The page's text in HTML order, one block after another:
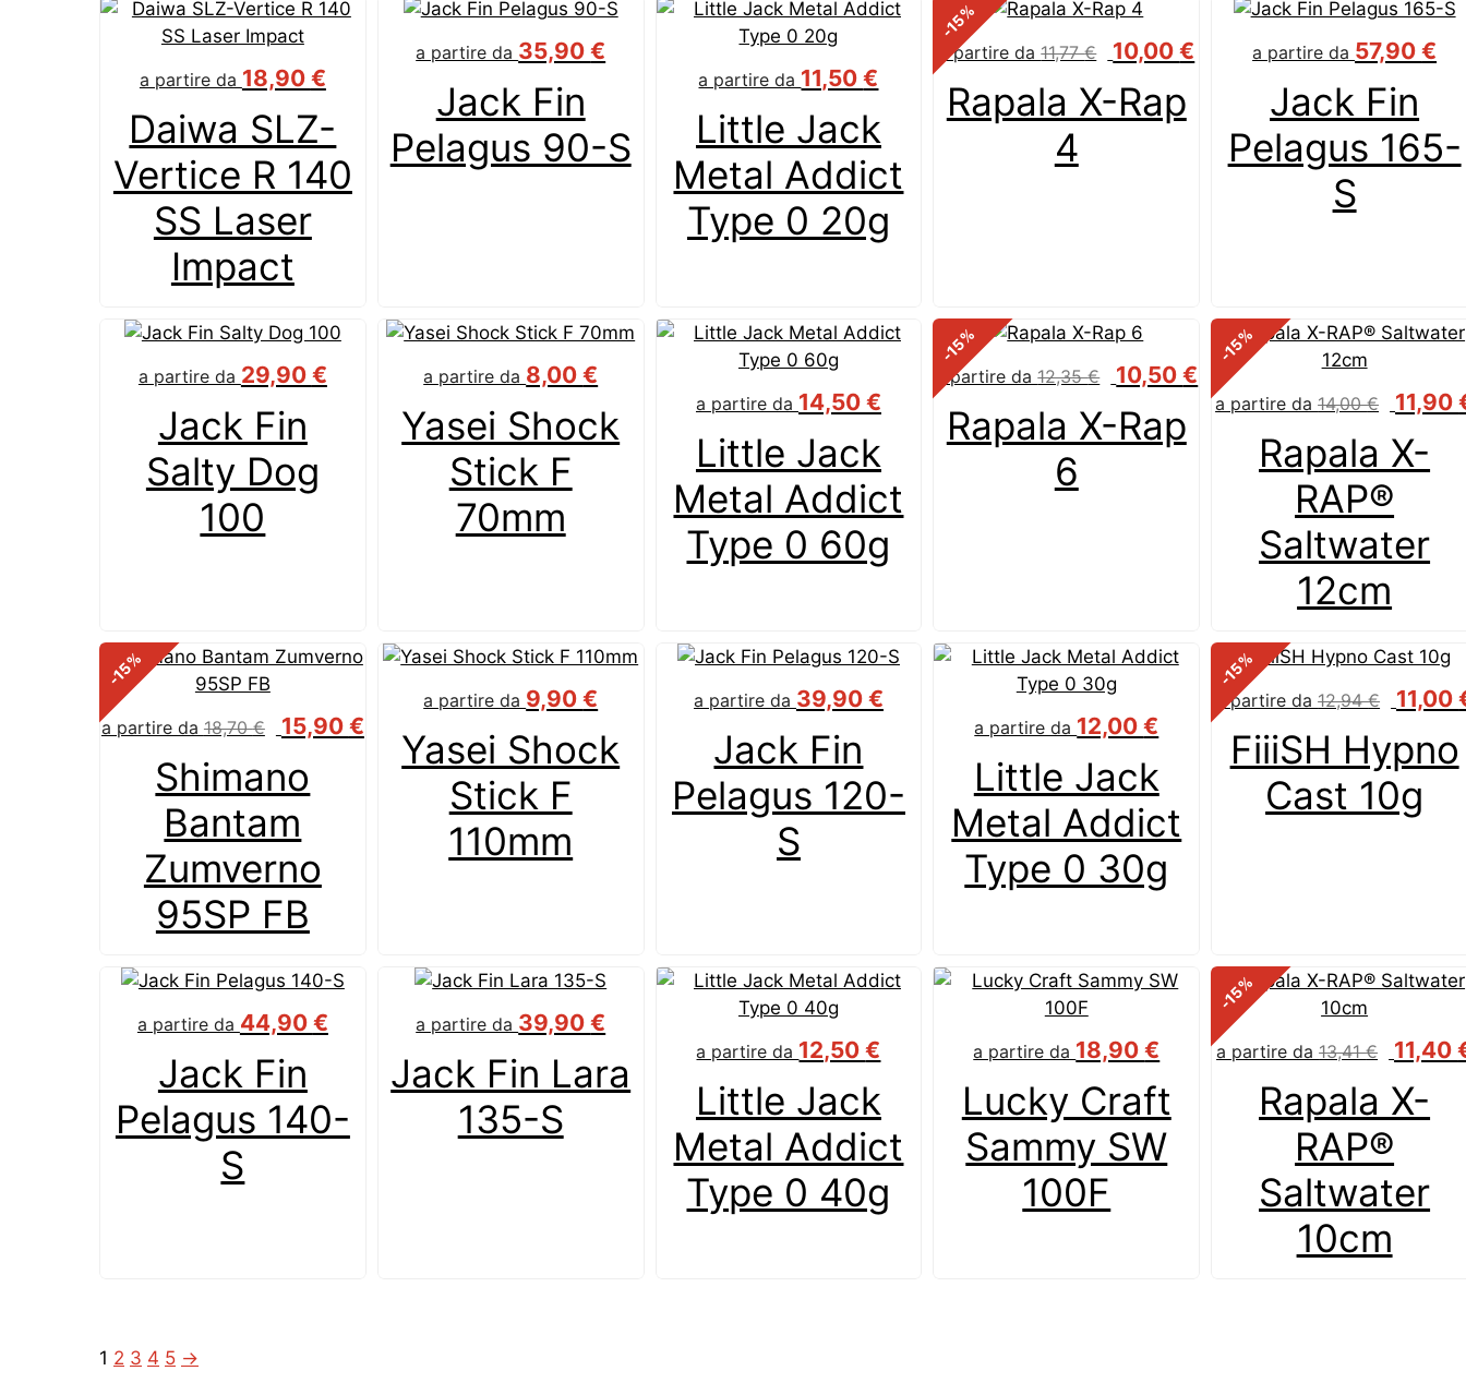
Daiwa SLZ-
Vertice R 140
SS Laser
Impact
a partire da 18,90 €
Jack Fin
Pelagus 90-S
a partire da 35,90€
Little Jack
Metal Addict
Type 0 20g
a partire da 11,50€
-15
%
Rapala X-Rap
4
a partire da11,77€ 10,00€
Jack Fin
Pelagus 165-
S
a partire da 57,90€
Jack Fin
Salty Dog
100
a partire da 29,90 €
Yasei Shock
Stick F
70mm
a partire da 8,00€
Little Jack
Metal Addict
Type 0 60g
a partire da 14,50 €
-15
%
Rapala X-Rap
6
a partire da12,35€ 10,50€
-15
%
Rapala X-
RAP®
Saltwater
12cm
a partire da14,00€ 11,90
-15
%
Shimano
Bantam
Zumverno
95SP FB
a partire da 18,70€ 15,90 €
Yasei Shock
Stick F
110mm
a partire da 9,90€
Jack Fin
Pelagus 120-
S
a partire da 39,90 €
Little Jack
Metal Addict
Type 0 30g
a partire da 12,00€
-15
%
FiiiSH Hypno
Cast 10g
a partire da12,94€ 11,00
Jack Fin
Pelagus 140-
S
a partire da 44,90 €
Jack Fin Lara
135-S
a partire da 39,90€
Little Jack
Metal Addict
Type 0 40g
a partire da 12,50€
Lucky Craft
Sammy SW
100F
a partire da 18,90€
-15
%
Rapala X-
RAP®
Saltwater
10cm
a partire da13,41€ 11,40
1 2 3 4 5 →